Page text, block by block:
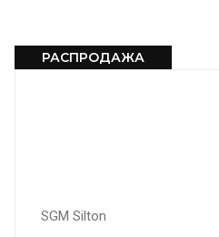
РАСПРОДАЖА
SGM Silton